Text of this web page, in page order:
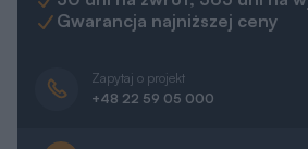
Gwarancja najniższej ceny
Zapytaj o projekt
+48 22 59 05 000